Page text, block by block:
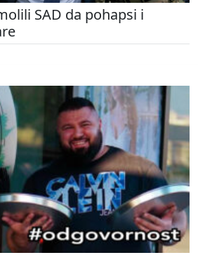
SAD da pohapsi i